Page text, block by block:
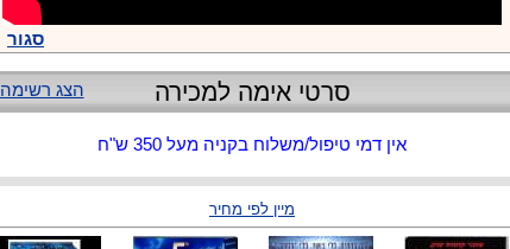
סגור
הצג רשימה סרטי אימה למכירה
אין דמי טיפול/משלוח בקניה מעל 350 ש"ח
מיין לפי מחיר